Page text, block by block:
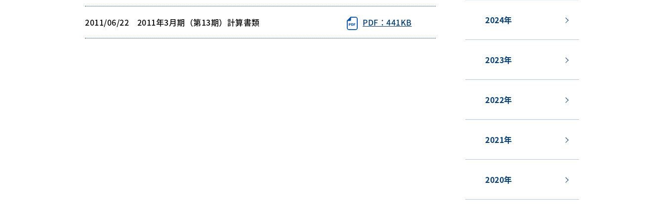
2011/06/22 2011年3月期（第13期）計算書類 PDF：441KB 2024年
2023年
2022年
2021年
2020年